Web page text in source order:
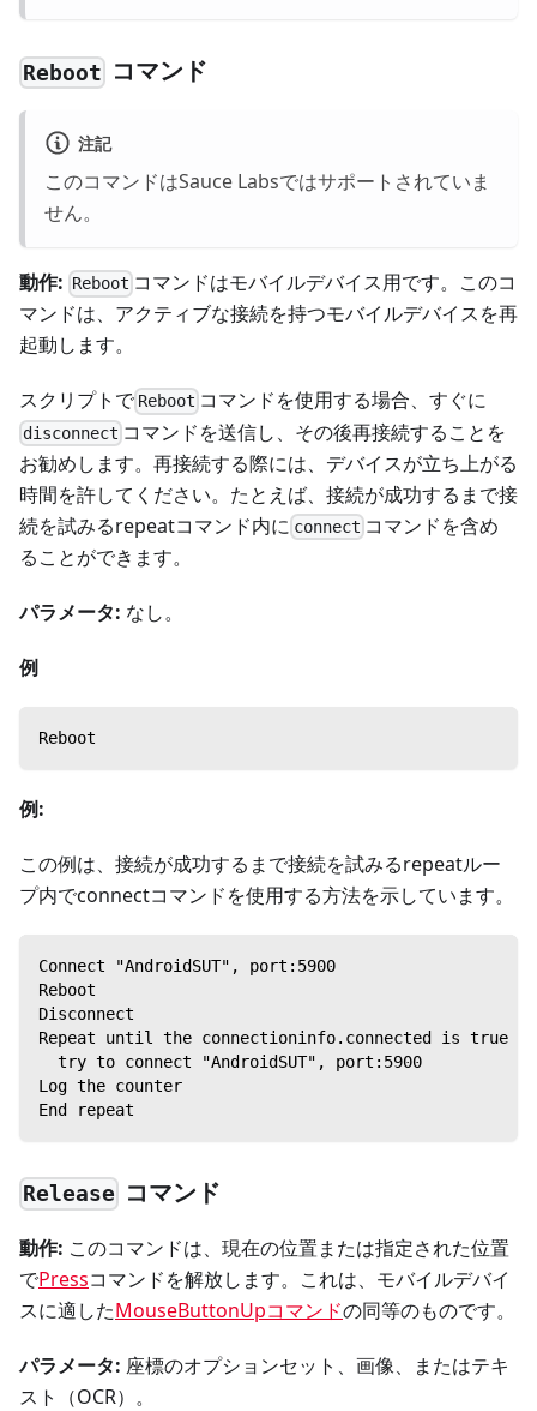
Reboot コマンド
注記
このコマンドはSauce Labsではサポートされていま
せん。
動作: Reboot コマンドはモバイルデバイス用です。このコ
マンドは、アクティブな接続を持つモバイルデバイスを再
起動します。
スクリプトで Reboot コマンドを使用する場合、すぐに
disconnect コマンドを送信し、その後再接続することを
お勧めします。再接続する際には、デバイスが立ち上がる
時間を許してください。たとえば、接続が成功するまで接
続を試みるrepeatコマンド内に connect コマンドを含め
ることができます。
パラメータ: なし。
例
Reboot
例:
この例は、接続が成功するまで接続を試みるrepeatルー
プ内でconnectコマンドを使用する方法を示しています。
Connect "AndroidSUT", port:5900
Reboot
Disconnect
Repeat until the connectioninfo.connected is true
  try to connect "AndroidSUT", port:5900
Log the counter
End repeat
Release コマンド
動作: このコマンドは、現在の位置または指定された位置
でPressコマンドを解放します。これは、モバイルデバイ
スに適したMouseButtonUpコマンドの同等のものです。
パラメータ: 座標のオプションセット、画像、またはテキ
スト（OCR）。